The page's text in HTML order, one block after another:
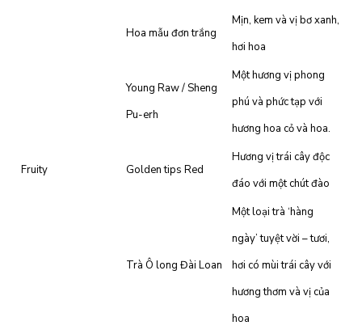
Hoa mẫu đơn trắng
Mịn, kem và vị bơ xanh,
hơi hoa
Young Raw / Sheng
Pu-erh
Một hương vị phong
phú và phức tạp với
hương hoa cỏ và hoa.
Fruity Golden tips Red
Hương vị trái cây độc
đáo với một chút đào
Trà Ô long Đài Loan
Một loại trà ‘hàng
ngày’ tuyệt vời – tươi,
hơi có mùi trái cây với
hương thơm và vị của
hoa